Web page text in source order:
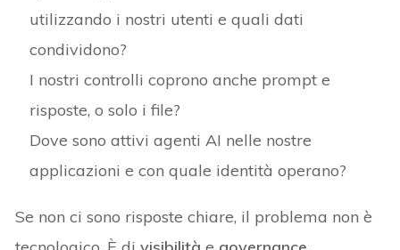
utilizzando i nostri utenti e quali dati
condividono?
I nostri controlli coprono anche prompt e
risposte, o solo i file?
Dove sono attivi agenti AI nelle nostre
applicazioni e con quale identità operano?
Se non ci sono risposte chiare, il problema non è